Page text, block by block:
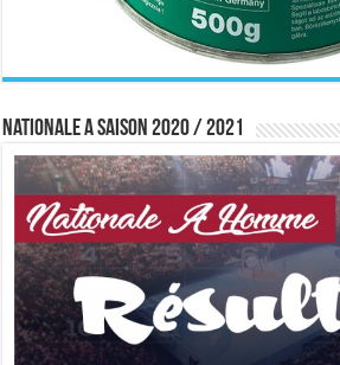
Nationale A saison 2020 / 2021